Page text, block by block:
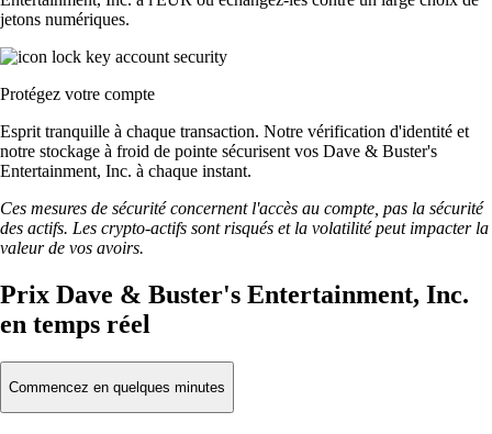
jetons numériques.
Protégez votre compte
Esprit tranquille à chaque transaction. Notre vérification d'identité et
notre stockage à froid de pointe sécurisent vos Dave & Buster's
Entertainment, Inc. à chaque instant.
Ces mesures de sécurité concernent l'accès au compte, pas la sécurité
des actifs. Les crypto-actifs sont risqués et la volatilité peut impacter la
valeur de vos avoirs.
Prix Dave & Buster's Entertainment, Inc.
en temps réel
Commencez en quelques minutes